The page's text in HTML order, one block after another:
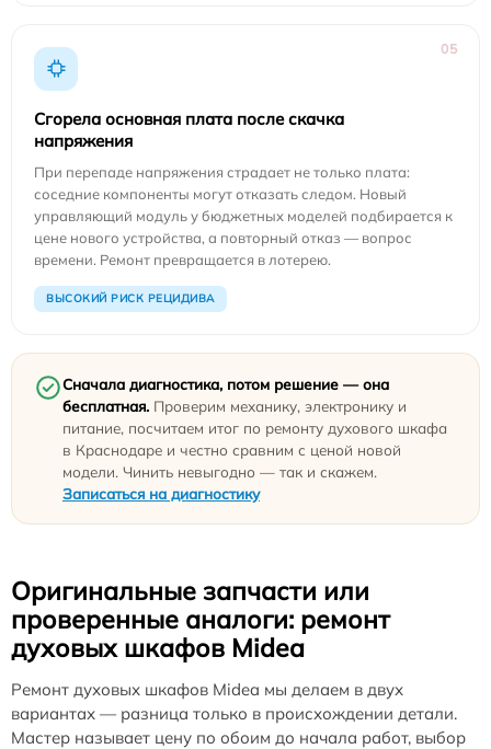
05
Сгорела основная плата после скачка
напряжения
При перепаде напряжения страдает не только плата:
соседние компоненты могут отказать следом. Новый
управляющий модуль у бюджетных моделей подбирается к
цене нового устройства, а повторный отказ — вопрос
времени. Ремонт превращается в лотерею.
ВЫСОКИЙ РИСК РЕЦИДИВА
Сначала диагностика, потом решение — она
бесплатная. Проверим механику, электронику и
питание, посчитаем итог по ремонту духового шкафа
в Краснодаре и честно сравним с ценой новой
модели. Чинить невыгодно — так и скажем.
Записаться на диагностику
Оригинальные запчасти или
проверенные аналоги: ремонт
духовых шкафов Midea
Ремонт духовых шкафов Midea мы делаем в двух
вариантах — разница только в происхождении детали.
Мастер называет цену по обоим до начала работ, выбор